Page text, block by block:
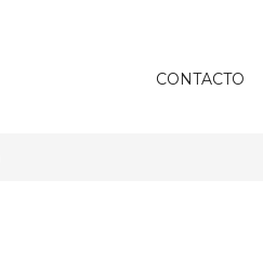
CONTACTO